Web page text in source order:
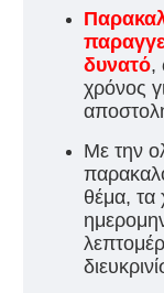
δυνατό,
χρόνος
Με την
θέμα, τα